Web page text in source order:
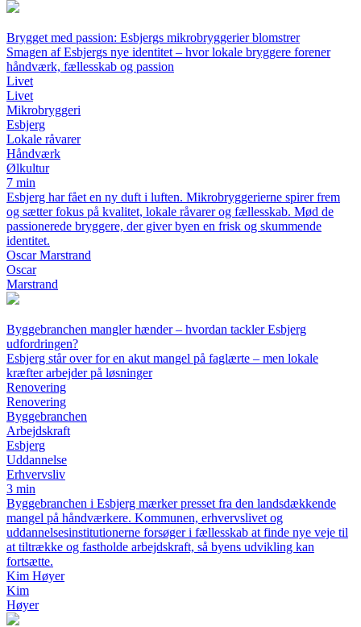
Brygget med passion: Esbjergs mikrobryggerier blomstrer
Smagen af Esbjergs nye identitet – hvor lokale bryggere forener
håndværk, fællesskab og passion
Livet
Livet
Mikrobryggeri
Esbjerg
Lokale råvarer
Håndværk
Ølkultur
7 min
Esbjerg har fået en ny duft i luften. Mikrobryggerierne spirer frem
og sætter fokus på kvalitet, lokale råvarer og fællesskab. Mød de
passionerede bryggere, der giver byen en frisk og skummende
identitet.
Oscar Marstrand
Oscar
Marstrand
Byggebranchen mangler hænder – hvordan tackler Esbjerg
udfordringen?
Esbjerg står over for en akut mangel på faglærte – men lokale
kræfter arbejder på løsninger
Renovering
Renovering
Byggebranchen
Arbejdskraft
Esbjerg
Uddannelse
Erhvervsliv
3 min
Byggebranchen i Esbjerg mærker presset fra den landsdækkende
mangel på håndværkere. Kommunen, erhvervslivet og
uddannelsesinstitutionerne forsøger i fællesskab at finde nye veje til
at tiltrække og fastholde arbejdskraft, så byens udvikling kan
fortsætte.
Kim Høyer
Kim
Høyer